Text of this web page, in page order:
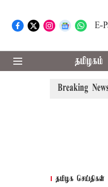
E-
தமிழகம்
Breaking
இறந்தோரின்
தமிழக செய்திகள்